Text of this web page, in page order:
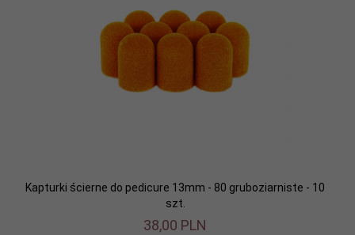
Kapturki ścierne do pedicure 13mm - 80 gruboziarniste - 10
szt.
38,00 PLN